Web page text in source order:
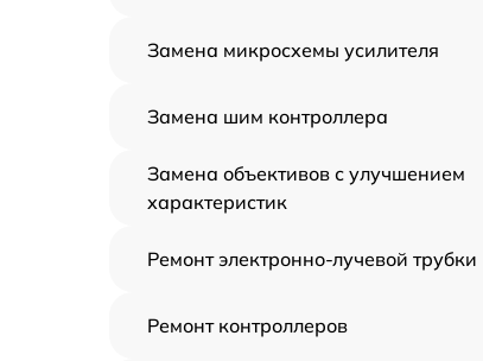
Замена микросхемы усилителя
Замена шим контроллера
Замена объективов с улучшением
характеристик
Ремонт электронно-лучевой трубки
Ремонт контроллеров